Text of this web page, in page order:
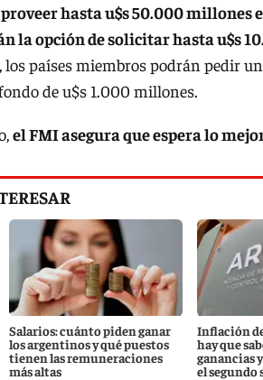
hasta u$s 50.000 millones
la opción de solicitar hasta u$s
países miembros podrán pedir
de u$s 1.000 millones.
el FMI asegura que espera lo
Salarios: cuánto piden ganar
los argentinos y qué puestos
tienen las remuneraciones
más altas
Inflación
hay que
ganancias
el segundo